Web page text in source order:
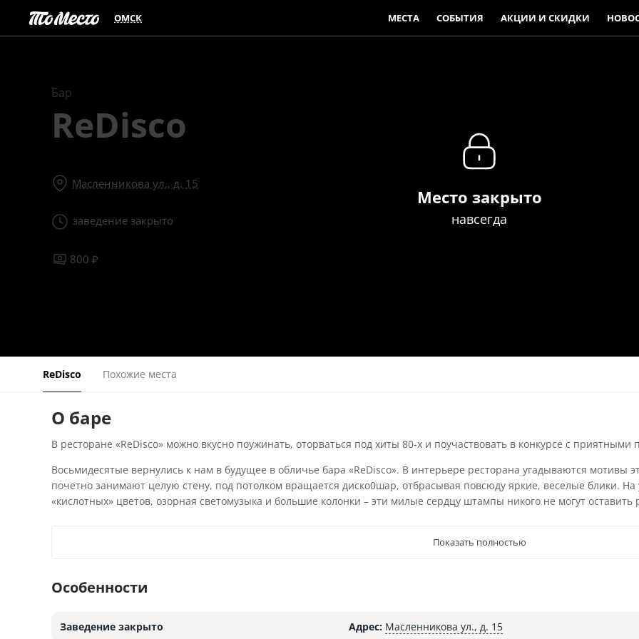
ОМСК МЕСТА СОБЫТИЯ АКЦИИ И СКИДКИ
Бар
ReDisco
Масленникова ул., д. 15
заведение закрыто
800 ₽
Место закрыто
навсегда
ReDisco Похожие места
О баре
В ресторане «ReDisco» можно вкусно поужинать, оторваться под хиты 80-х и поучаствовать в конкурсе с приятными
Восьмидесятые вернулись к нам в будущее в обличье бара «ReDisco». В интерьере ресторана угадываются мотивы
почетно занимают целую стену, под потолком вращается диско0шар, отбрасывая повсюду яркие, веселые блики.
«кислотных» цветов, озорная светомузыка и большие колонки – эти милые сердцу штампы никого не могут
Показать полностью
Особенности
Заведение закрыто Адрес: Масленникова ул., д. 15